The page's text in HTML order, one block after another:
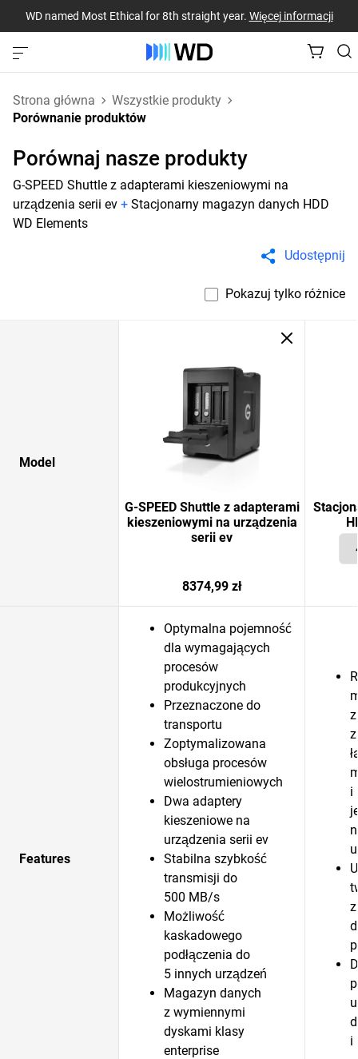
WD named Most Ethical for 8th straight year. Więcej informacji
Strona główna
Wszystkie produkty
Porównanie produktów
Porównaj nasze produkty
G-SPEED Shuttle z adapterami kieszeniowymi na
urządzenia serii ev + Stacjonarny magazyn danych HDD
WD Elements
Udostępnij
Pokazuj tylko różnice
Model
G-SPEED Shuttle z adapterami
kieszeniowymi na urządzenia
serii ev
8374,99 zł
Features
Optymalna pojemność
dla wymagających
procesów
produkcyjnych
Przeznaczone do
transportu
Zoptymalizowana
obsługa procesów
wielostrumieniowych
Dwa adaptery
kieszeniowe na
urządzenia serii ev
Stabilna szybkość
transmisji do
500 MB/s
Możliwość
kaskadowego
podłączenia do
5 innych urządzeń
Magazyn danych
z wymiennymi
dyskami klasy
enterprise
i
i